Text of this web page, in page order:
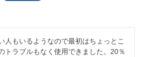
人もいるようなので最初はちょっとこ
トラブルもなく使用できました。20％